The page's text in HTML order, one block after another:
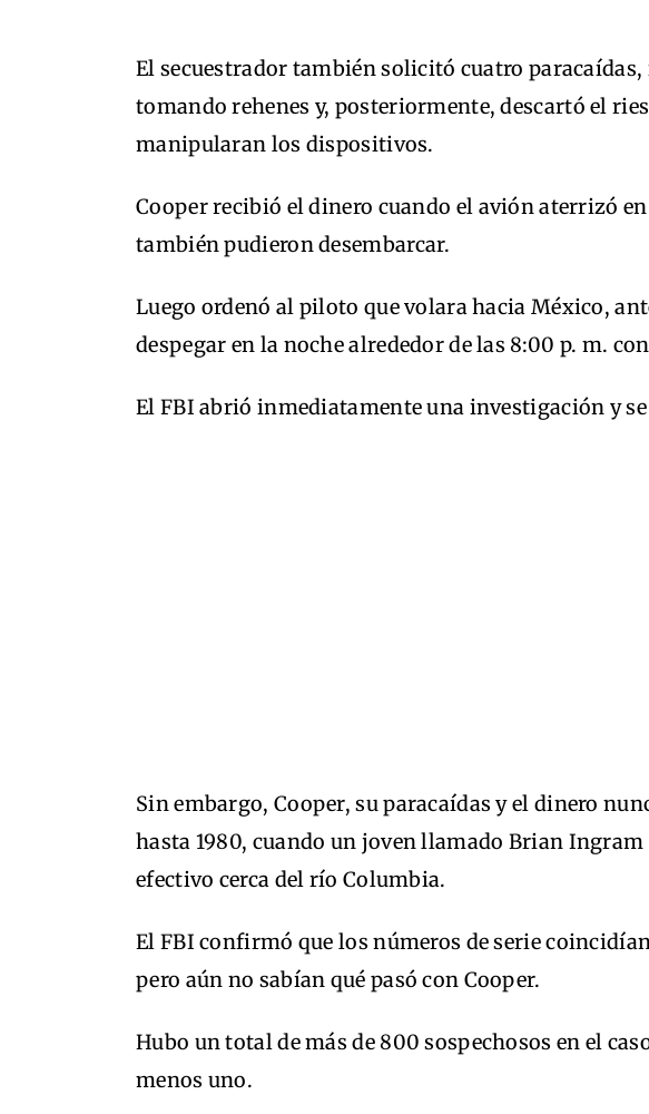
El secuestrador también solicitó cuatro
tomando rehenes y, posteriormente, descartó el
manipularan los dispositivos.
Cooper recibió el dinero cuando el avión aterrizó
también pudieron desembarcar.
Luego ordenó al piloto que volara hacia México,
despegar en la noche alrededor de las 8:00 p. m.
El FBI abrió inmediatamente una investigación y
Sin embargo, Cooper, su paracaídas y el dinero
hasta 1980, cuando un joven llamado Brian
efectivo cerca del río Columbia.
El FBI confirmó que los números de serie
pero aún no sabían qué pasó con Cooper.
Hubo un total de más de 800 sospechosos en el
menos uno.